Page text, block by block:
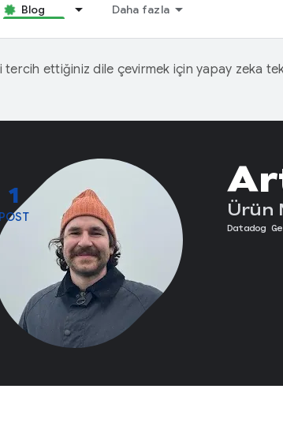
Blog Daha fazla
ettiğiniz dile çevirmek için yapay zeka
1
POST Ürün
Datadog